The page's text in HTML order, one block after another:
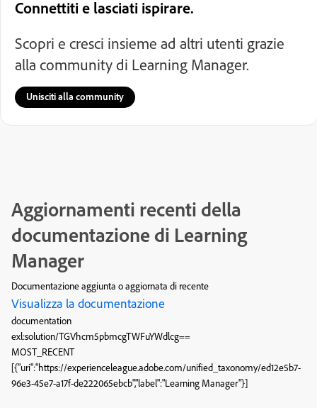
Connettiti e lasciati ispirare.
Scopri e cresci insieme ad altri utenti grazie
alla community di Learning Manager.
Unisciti alla community
Aggiornamenti recenti della
documentazione di Learning
Manager
Documentazione aggiunta o aggiornata di recente
Visualizza la documentazione
documentation
exl:solution/TGVhcm5pbmcgTWFuYWdlcg==
MOST_RECENT
[{"uri":"https://experienceleague.adobe.com/unified_taxonomy/ed12e5b7-
96e3-45e7-a17f-de222065ebcb","label":"Learning Manager"}]